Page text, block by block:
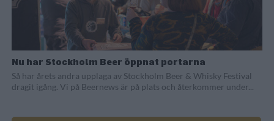
Nu har Stockholm Beer öppnat portarna
Så har årets andra upplaga av Stockholm Beer & Whisky Festival
dragit igång. Vi på Beernews är på plats och återkommer under...